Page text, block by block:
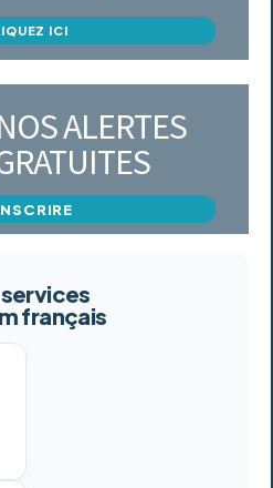
ICI
ALERTES
français